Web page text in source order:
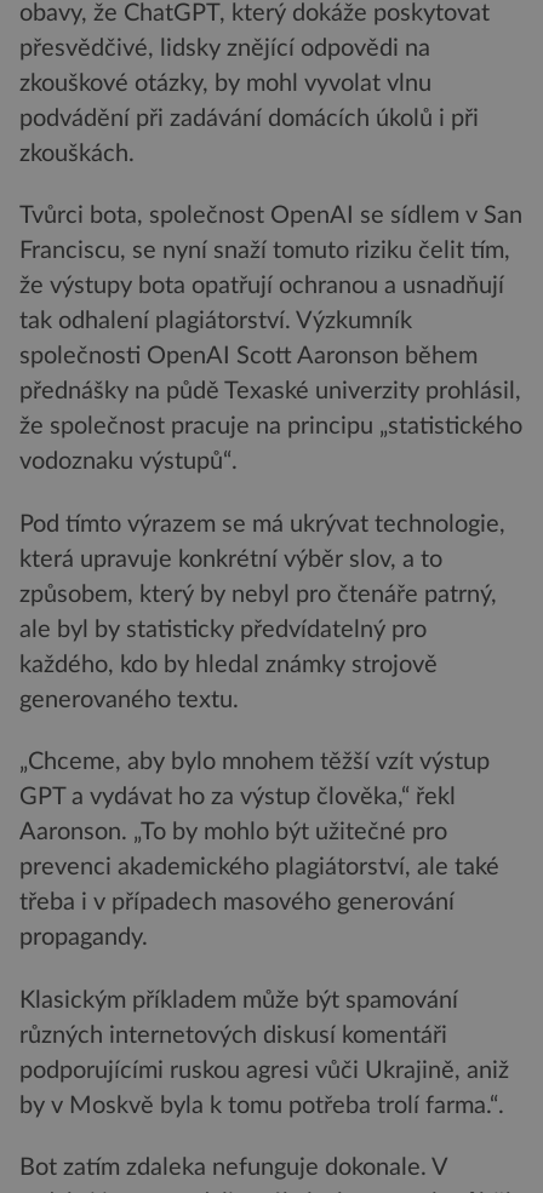
obavy, že ChatGPT, který dokáže poskytovat
přesvědčivé, lidsky znějící odpovědi na
zkouškové otázky, by mohl vyvolat vlnu
podvádění při zadávání domácích úkolů i při
zkouškách.
Tvůrci bota, společnost OpenAI se sídlem v San
Franciscu, se nyní snaží tomuto riziku čelit tím,
že výstupy bota opatřují ochranou a usnadňují
tak odhalení plagiátorství. Výzkumník
společnosti OpenAI Scott Aaronson během
přednášky na půdě Texaské univerzity prohlásil,
že společnost pracuje na principu „statistického
vodoznaku výstupů“.
Pod tímto výrazem se má ukrývat technologie,
která upravuje konkrétní výběr slov, a to
způsobem, který by nebyl pro čtenáře patrný,
ale byl by statisticky předvídatelný pro
každého, kdo by hledal známky strojově
generovaného textu.
„Chceme, aby bylo mnohem těžší vzít výstup
GPT a vydávat ho za výstup člověka,“ řekl
Aaronson. „To by mohlo být užitečné pro
prevenci akademického plagiátorství, ale také
třeba i v případech masového generování
propagandy.
Klasickým příkladem může být spamování
různých internetových diskusí komentáři
podporujícími ruskou agresi vůči Ukrajině, aniž
by v Moskvě byla k tomu potřeba trolí farma.“.
Bot zatím zdaleka nefunguje dokonale. V